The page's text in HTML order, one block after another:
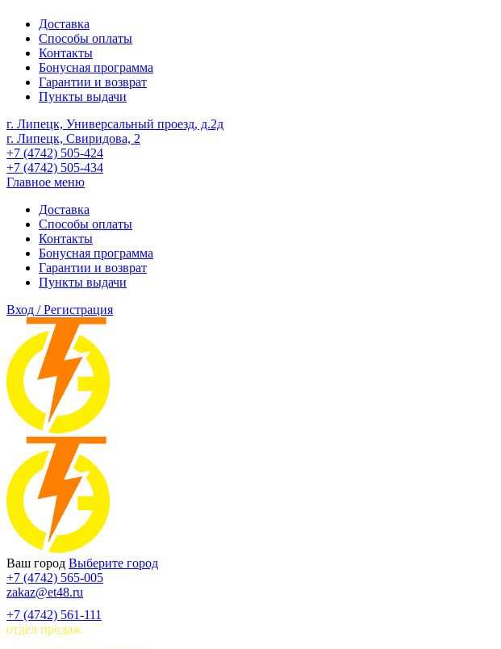
Доставка
Способы оплаты
Контакты
Бонусная программа
Гарантии и возврат
Пункты выдачи
г. Липецк, Универсальный проезд, д.2д
г. Липецк, Свиридова, 2
+7 (4742) 505-424
+7 (4742) 505-434
Главное меню
Доставка
Способы оплаты
Контакты
Бонусная программа
Гарантии и возврат
Пункты выдачи
Вход / Регистрация
Ваш город Выберите город
+7 (4742) 565-005
zakaz@et48.ru
+7 (4742) 561-111
отдел продаж